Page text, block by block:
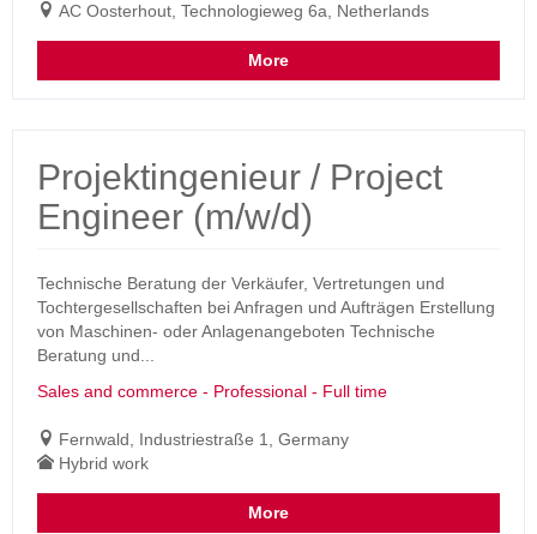
AC Oosterhout, Technologieweg 6a, Netherlands
More
Projektingenieur / Project
Engineer (m/w/d)
Technische Beratung der Verkäufer, Vertretungen und
Tochtergesellschaften bei Anfragen und Aufträgen Erstellung
von Maschinen- oder Anlagenangeboten Technische
Beratung und...
Sales and commerce - Professional - Full time
Fernwald, Industriestraße 1, Germany
Hybrid work
More